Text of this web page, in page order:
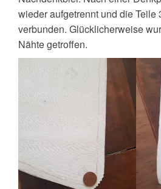
wieder aufgetrennt und die Teile
verbunden. Glücklicherweise
Nähte getroffen.